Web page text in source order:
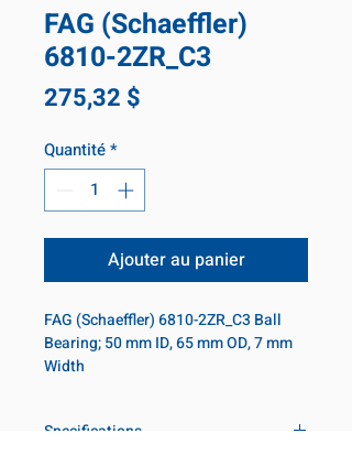
FAG (Schaeffler)
6810-2ZR_C3
275,32 $
Quantité*
Ajouter au panier
FAG (Schaeffler) 6810-2ZR_C3 Ball
Bearing; 50 mm ID, 65 mm OD, 7 mm
Width
Specifications